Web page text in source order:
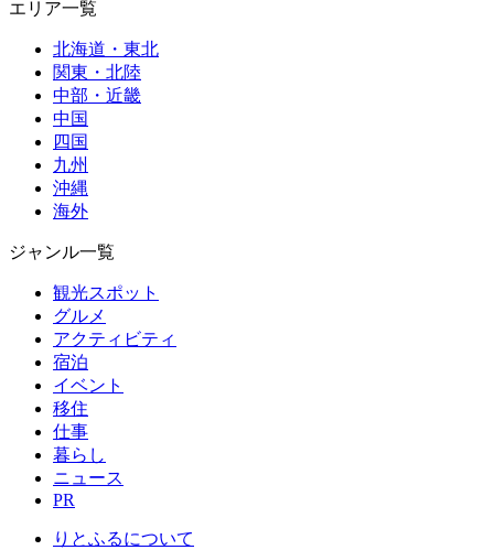
エリア一覧
北海道・東北
関東・北陸
中部・近畿
中国
四国
九州
沖縄
海外
ジャンル一覧
観光スポット
グルメ
アクティビティ
宿泊
イベント
移住
仕事
暮らし
ニュース
PR
りとふるについて